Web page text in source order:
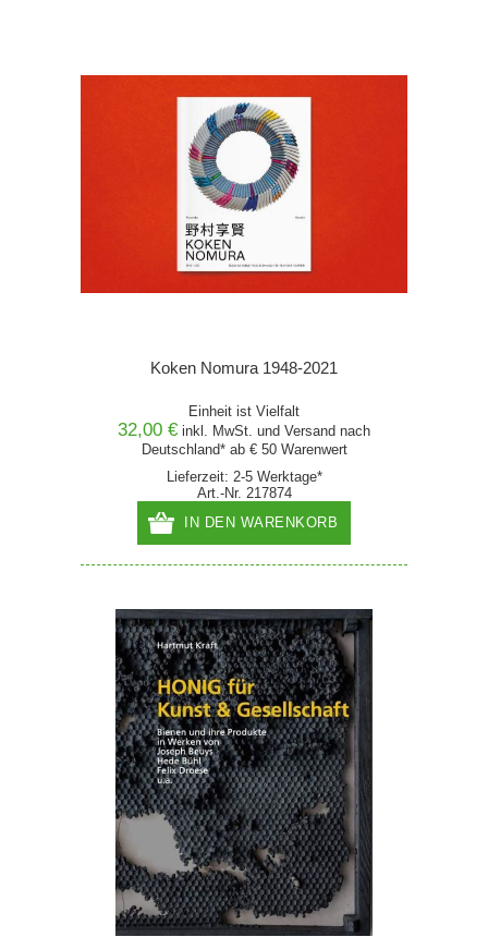
Koken Nomura 1948-2021
Einheit ist Vielfalt
32,00 € inkl. MwSt. und Versand nach
Deutschland* ab € 50 Warenwert
Lieferzeit: 2-5 Werktage*
Art.-Nr. 217874
IN DEN WARENKORB